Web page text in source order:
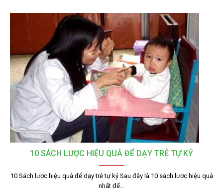
10 SÁCH LƯỢC HIỆU QUẢ ĐỂ DẠY TRẺ TỰ KỶ
10 Sách lược hiệu quả để dạy trẻ tự kỷ Sau đây là 10 sách lược hiệu quả
nhất để…